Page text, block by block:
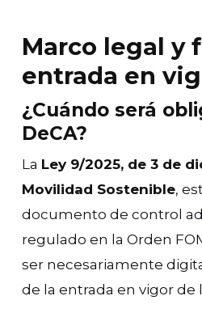
Marco legal y
entrada en
¿Cuándo será
DeCA?
La Ley 9/2025, de 3 de
Movilidad Sostenible,
documento de control
regulado en la Orden
ser necesariamente
de la entrada en vigor de